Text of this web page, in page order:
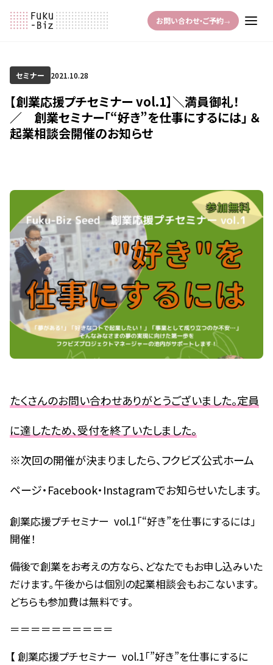
お問い合わせ・ご予約→
セミナー 2021.10.28
【創業応援プチセミナー vol.1】＼満員御礼！
／ 創業セミナー「“好き”を仕事にするには」 ＆
起業相談会開催のお知らせ
たくさんのお問い合わせありがとうございました。定員
に達したため、受付を終了いたしました。
※次回の開催が決まりましたら、フクビズ公式ホーム
ページ・Facebook・Instagramでお知らせいたします。
創業応援プチセミナー vol.1「“好き”を仕事にするには」
開催！
備後で創業をお考えの方なら、どなたでもお申し込みいた
だけます。午後からは個別の起業相談会もおこないます。
どちらも参加費は無料です。
＝＝＝＝＝＝＝＝＝＝
【 創業応援プチセミナー vol.1「”好き”を仕事にするに